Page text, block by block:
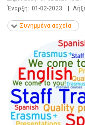
Έναρξη: 01-02-2023 |
Συνημμένα αρχεία